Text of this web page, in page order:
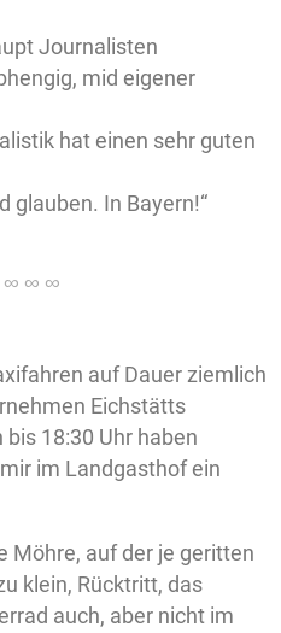
Journalisten
mid eigener
hat einen sehr guten
glauben. In Bayern!“
auf Dauer ziemlich
Eichstätts
18:30 Uhr haben
im Landgasthof ein
Möhre, auf der je geritten
klein, Rücktritt, das
auch, aber nicht im